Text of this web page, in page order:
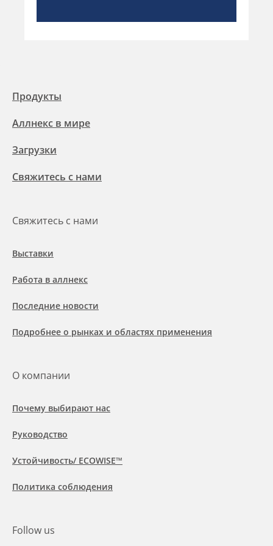
Продукты
Аллнекс в мире
Загрузки
Свяжитесь с нами
Свяжитесь с нами
Выставки
Работа в аллнекс
Последние новости
Подробнее о рынках и областях применения
О компании
Почему выбирают нас
Руководство
Устойчивость/ ECOWISE™
Политика соблюдения
Follow us